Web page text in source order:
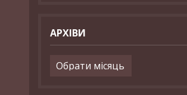
АРХІВИ
Архіви